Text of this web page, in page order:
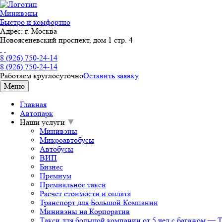
Минивэны
Быстро и комфортно
Адрес: г. Москва
Новоясеневский проспект, дом 1 стр. 4
8 (926) 750-24-14
8 (926) 750-24-14
Работаем круглосуточноОставить заявку
Меню
Главная
Автопарк
Наши услуги ▼
Минивэны
Микроавтобусы
Автобусы
ВИП
Бизнес
Премиум
Премиальное такси
Расчет стоимости и оплата
Транспорт для Большой Компании
Минивэны на Корпоратив